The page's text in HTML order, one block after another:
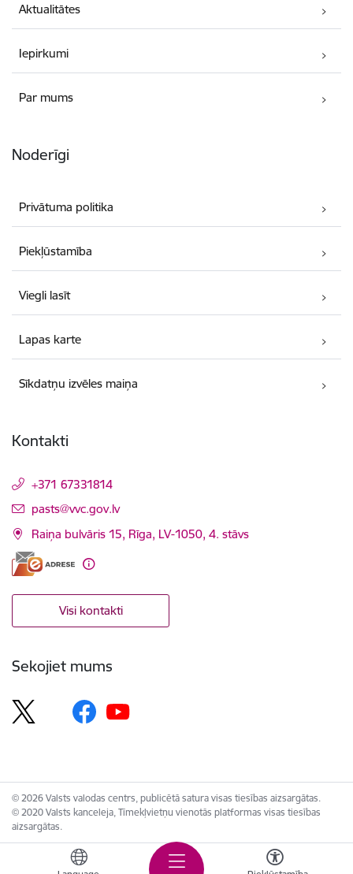
Aktualitātes
Iepirkumi
Par mums
Noderīgi
Privātuma politika
Piekļūstamība
Viegli lasīt
Lapas karte
Sīkdatņu izvēles maiņa
Kontakti
+371 67331814
E-pasts:
pasts@vvc.gov.lv
Raiņa bulvāris 15, Rīga, LV-1050, 4. stāvs
Visi kontakti
Sekojiet mums
© 2026 Valsts valodas centrs, publicētā satura visas tiesības aizsargātas.
© 2020 Valsts kanceleja, Tīmekļvietņu vienotās platformas visas tiesības
aizsargātas.